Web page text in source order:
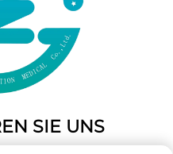
SIE UNS